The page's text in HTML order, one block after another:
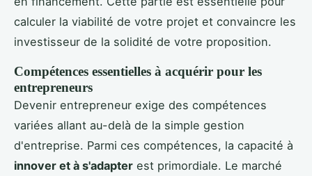
calculer la viabilité de votre projet et convaincre les
investisseur de la solidité de votre proposition.
Compétences essentielles à acquérir pour les
entrepreneurs
Devenir entrepreneur exige des compétences
variées allant au-delà de la simple gestion
d'entreprise. Parmi ces compétences, la capacité à
innover et à s'adapter est primordiale. Le marché